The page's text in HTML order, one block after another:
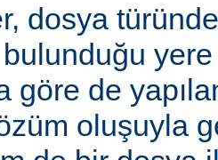
dosya
bulunduğu
göre de
oluşuyla